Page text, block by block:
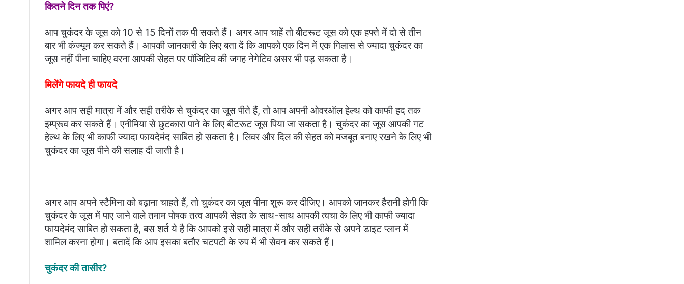
कितने दिन तक पिएं?
आप चुकंदर के जूस को 10 से 15 दिनों तक पी सकते हैं। अगर आप चाहें तो बीटरूट जूस को एक हफ्ते में दो से तीन
बार भी कंज्यूम कर सकते हैं। आपकी जानकारी के लिए बता दें कि आपको एक दिन में एक गिलास से ज्यादा चुकंदर का
जूस नहीं पीना चाहिए वरना आपकी सेहत पर पॉजिटिव की जगह नेगेटिव असर भी पड़ सकता है।
मिलेंगे फायदे ही फायदे
अगर आप सही मात्रा में और सही तरीके से चुकंदर का जूस पीते हैं, तो आप अपनी ओवरऑल हेल्थ को काफी हद तक
इम्प्रूव कर सकते हैं। एनीमिया से छुटकारा पाने के लिए बीटरूट जूस पिया जा सकता है। चुकंदर का जूस आपकी गट
हेल्थ के लिए भी काफी ज्यादा फायदेमंद साबित हो सकता है। लिवर और दिल की सेहत को मजबूत बनाए रखने के लिए भी
चुकंदर का जूस पीने की सलाह दी जाती है।
अगर आप अपने स्टैमिना को बढ़ाना चाहते हैं, तो चुकंदर का जूस पीना शुरू कर दीजिए। आपको जानकर हैरानी होगी कि
चुकंदर के जूस में पाए जाने वाले तमाम पोषक तत्व आपकी सेहत के साथ-साथ आपकी त्वचा के लिए भी काफी ज्यादा
फायदेमंद साबित हो सकता है, बस शर्त ये है कि आपको इसे सही मात्रा में और सही तरीके से अपने डाइट प्लान में
शामिल करना होगा। बतादें कि आप इसका बतौर चटपटी के रुप में भी सेवन कर सकते हैं।
चुकंदर की तासीर?